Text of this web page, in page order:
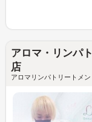
アロマ・リンパ
店
アロマリンパトリートメ